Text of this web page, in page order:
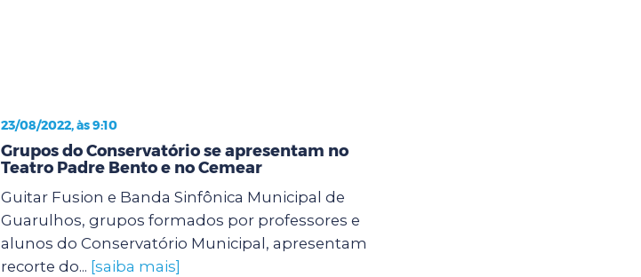
23/08/2022, às 9:10
Grupos do Conservatório se apresentam no
Teatro Padre Bento e no Cemear
Guitar Fusion e Banda Sinfônica Municipal de
Guarulhos, grupos formados por professores e
alunos do Conservatório Municipal, apresentam
recorte do... [saiba mais]